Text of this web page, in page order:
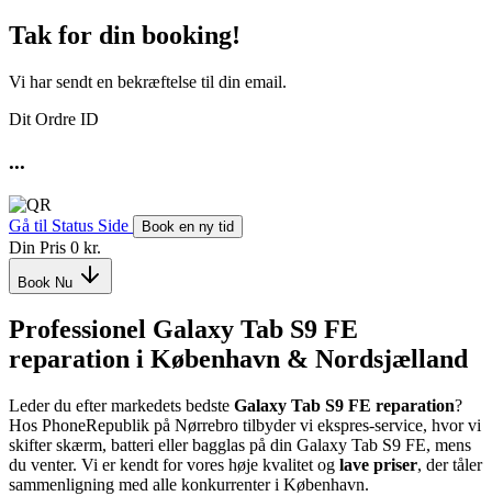
Tak for din booking!
Vi har sendt en bekræftelse til din email.
Dit Ordre ID
...
Gå til Status Side Book en ny tid
Din Pris 0 kr.
Book Nu
Professionel Galaxy Tab S9 FE
reparation i København & Nordsjælland
Leder du efter markedets bedste Galaxy Tab S9 FE reparation?
Hos PhoneRepublik på Nørrebro tilbyder vi ekspres-service, hvor vi
skifter skærm, batteri eller bagglas på din Galaxy Tab S9 FE, mens
du venter. Vi er kendt for vores høje kvalitet og lave priser, der tåler
sammenligning med alle konkurrenter i København.